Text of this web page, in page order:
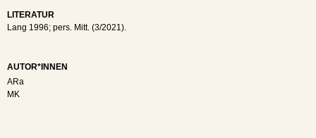
LITERATUR
Lang 1996; pers. Mitt. (3/2021).
AUTOR*INNEN
ARa
MK